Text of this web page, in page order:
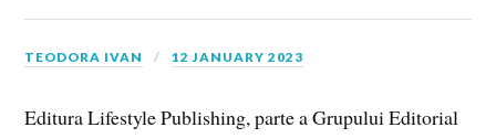
TEODORA IVAN 12 JANUARY 2023
Editura Lifestyle Publishing, parte a Grupului Editorial